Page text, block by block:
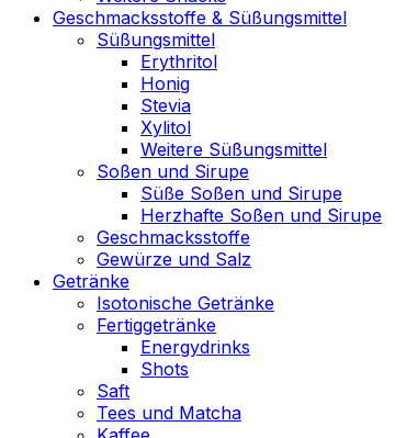
Geschmacksstoffe & Süßungsmittel
Süßungsmittel
Erythritol
Honig
Stevia
Xylitol
Weitere Süßungsmittel
Soßen und Sirupe
Süße Soßen und Sirupe
Herzhafte Soßen und Sirupe
Geschmacksstoffe
Gewürze und Salz
Getränke
Isotonische Getränke
Fertiggetränke
Energydrinks
Shots
Saft
Tees und Matcha